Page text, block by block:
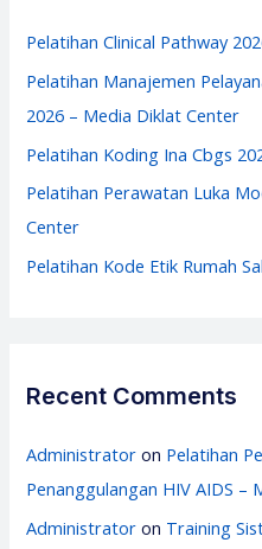
f
o
r
Pelatihan Clinical Pathway
Pelatihan Manajemen
2026 – Media Diklat Center
Pelatihan Koding Ina Cbgs
Pelatihan Perawatan Luka
Center
Pelatihan Kode Etik Rumah
Recent Comments
Administrator on Pelatihan
Penanggulangan HIV AIDS –
Administrator on Training